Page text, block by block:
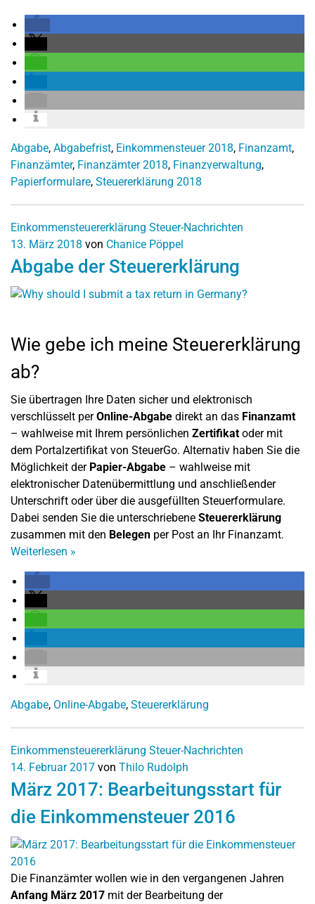
Abgabe, Abgabefrist, Einkommensteuer 2018, Finanzamt,
Finanzämter, Finanzämter 2018, Finanzverwaltung,
Papierformulare, Steuererklärung 2018
Einkommensteuererklärung Steuer-Nachrichten
13. März 2018 von Chanice Pöppel
Abgabe der Steuererklärung
Wie gebe ich meine Steuererklärung
ab?
Sie übertragen Ihre Daten sicher und elektronisch
verschlüsselt perOnline-Abgabe direkt an das Finanzamt
– wahlweise mit Ihrem persönlichen Zertifikatoder mit
dem Portalzertifikat von SteuerGo. Alternativ haben Sie die
Möglichkeit der Papier-Abgabe – wahlweise mit
elektronischer Datenübermittlung und anschließender
Unterschrift oder über die ausgefüllten Steuerformulare.
Dabei senden Sie die unterschriebene Steuererklärung
zusammen mit den Belegen per Post an Ihr Finanzamt.
Weiterlesen »
Abgabe, Online-Abgabe, Steuererklärung
Einkommensteuererklärung Steuer-Nachrichten
14. Februar 2017 von Thilo Rudolph
März 2017: Bearbeitungsstart für
die Einkommensteuer 2016
Die Finanzämter wollen wie in den vergangenen Jahren
Anfang März 2017 mit der Bearbeitung der